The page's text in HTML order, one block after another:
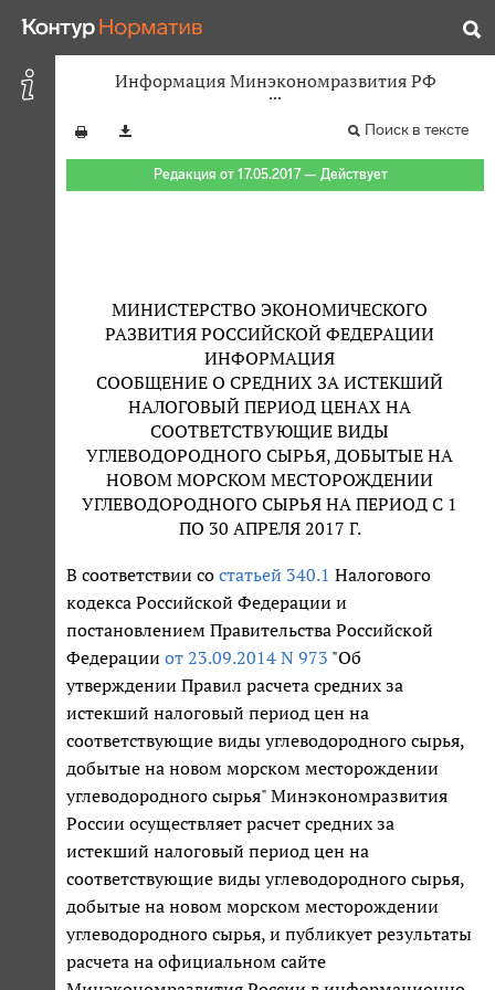
Информация Минэкономразвития РФ
Поиск в тексте
Редакция от 17.05.2017 — Действует
МИНИСТЕРСТВО ЭКОНОМИЧЕСКОГО
РАЗВИТИЯ РОССИЙСКОЙ ФЕДЕРАЦИИ
ИНФОРМАЦИЯ
СООБЩЕНИЕ О СРЕДНИХ ЗА ИСТЕКШИЙ
НАЛОГОВЫЙ ПЕРИОД ЦЕНАХ НА
СООТВЕТСТВУЮЩИЕ ВИДЫ
УГЛЕВОДОРОДНОГО СЫРЬЯ, ДОБЫТЫЕ НА
НОВОМ МОРСКОМ МЕСТОРОЖДЕНИИ
УГЛЕВОДОРОДНОГО СЫРЬЯ НА ПЕРИОД С 1
ПО 30 АПРЕЛЯ 2017 Г.
В соответствии со статьей 340.1 Налогового
кодекса Российской Федерации и
постановлением Правительства Российской
Федерации от 23.09.2014 N 973 "Об
утверждении Правил расчета средних за
истекший налоговый период цен на
соответствующие виды углеводородного сырья,
добытые на новом морском месторождении
углеводородного сырья" Минэкономразвития
России осуществляет расчет средних за
истекший налоговый период цен на
соответствующие виды углеводородного сырья,
добытые на новом морском месторождении
углеводородного сырья, и публикует результаты
расчета на официальном сайте